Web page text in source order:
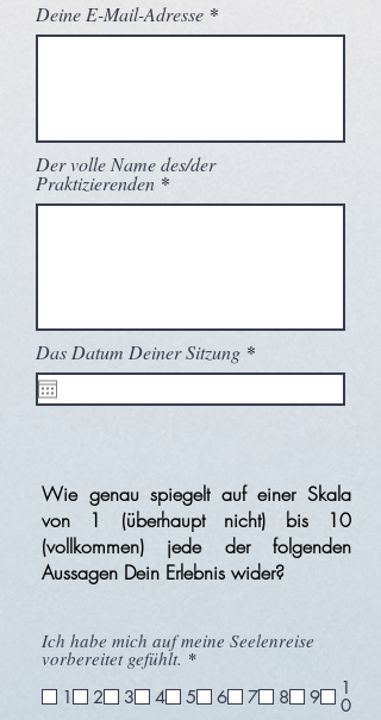
Deine E-Mail-Adresse
Der volle Name des/der
Praktizierenden
Das Datum Deiner Sitzung *r
e
u
Wie genau spiegelt auf einer Skala
von 1 (überhaupt nicht) bis 10
(vollkommen) jede der folgenden
Aussagen Dein Erlebnis wider?
Ich habe mich auf meine Seelenreise
vorbereitet gefühlt. *P
l
i
1 2 3 4 5 6 7 8 9 1
0